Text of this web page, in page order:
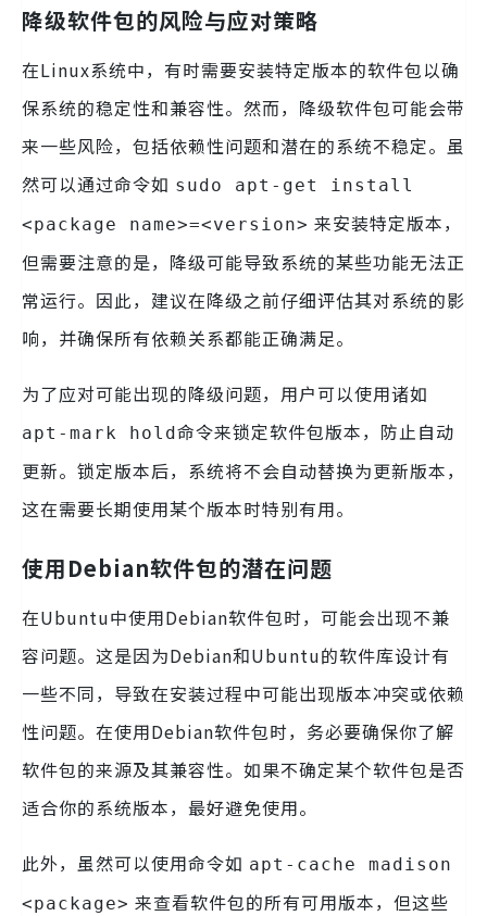
降级软件包的风险与应对策略
在Linux系统中，有时需要安装特定版本的软件包以确
保系统的稳定性和兼容性。然而，降级软件包可能会带
来一些风险，包括依赖性问题和潜在的系统不稳定。虽
然可以通过命令如 sudo apt-get install
<package name>=<version> 来安装特定版本，
但需要注意的是，降级可能导致系统的某些功能无法正
常运行。因此，建议在降级之前仔细评估其对系统的影
响，并确保所有依赖关系都能正确满足。
为了应对可能出现的降级问题，用户可以使用诸如
apt-mark hold命令来锁定软件包版本，防止自动
更新。锁定版本后，系统将不会自动替换为更新版本，
这在需要长期使用某个版本时特别有用。
使用Debian软件包的潜在问题
在Ubuntu中使用Debian软件包时，可能会出现不兼
容问题。这是因为Debian和Ubuntu的软件库设计有
一些不同，导致在安装过程中可能出现版本冲突或依赖
性问题。在使用Debian软件包时，务必要确保你了解
软件包的来源及其兼容性。如果不确定某个软件包是否
适合你的系统版本，最好避免使用。
此外，虽然可以使用命令如 apt-cache madison
<package> 来查看软件包的所有可用版本，但这些